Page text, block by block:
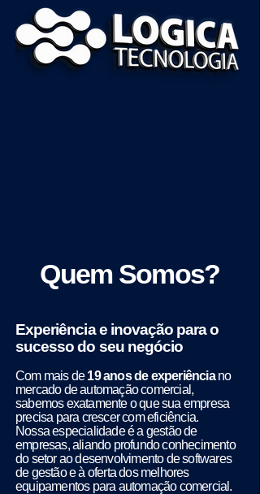
Quem Somos?
Experiência e inovação para o
sucesso do seu negócio
Com mais de19 anos de experiênciano
mercado de automação comercial,
sabemos exatamente o que sua empresa
precisa para crescer com eficiência.
Nossa especialidade é a gestão de
empresas, aliando profundo conhecimento
do setor ao desenvolvimento de softwares
de gestão e à oferta dos melhores
equipamentos para automação comercial.